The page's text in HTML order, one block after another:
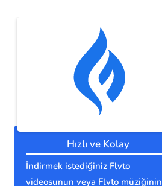
Hızlı ve Kolay
İndirmek istediğiniz Flvto
videosunun veya Flvto müziğinin